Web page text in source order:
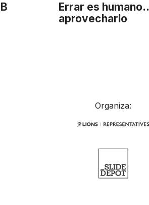
Errar es
aprovecharlo
Organiza: